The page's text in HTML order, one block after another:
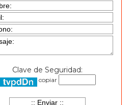
Clave de Seguridad:
copiar